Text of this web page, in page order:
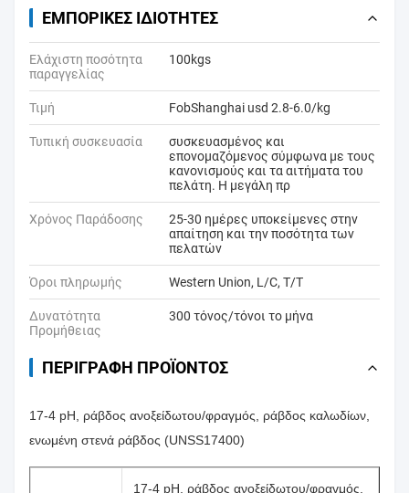
ΕΜΠΟΡΙΚΈΣ ΙΔΙΌΤΗΤΕΣ
Ελάχιστη ποσότητα
παραγγελίας
100kgs
Τιμή FobShanghai usd 2.8-6.0/kg
Τυπική συσκευασία
συσκευασμένος και
επονομαζόμενος σύμφωνα με τους
κανονισμούς και τα αιτήματα του
πελάτη. Η μεγάλη πρ
Χρόνος Παράδοσης
25-30 ημέρες υποκείμενες στην
απαίτηση και την ποσότητα των
πελατών
Όροι πληρωμής Western Union, L/C, T/T
Δυνατότητα
Προμήθειας
300 τόνος/τόνοι το μήνα
ΠΕΡΙΓΡΑΦΉ ΠΡΟΪΌΝΤΟΣ
17-4 pH, ράβδος ανοξείδωτου/φραγμός, ράβδος καλωδίων,
ενωμένη στενά ράβδος (UNSS17400)
17-4 pH, ράβδος ανοξείδωτου/φραγμός,